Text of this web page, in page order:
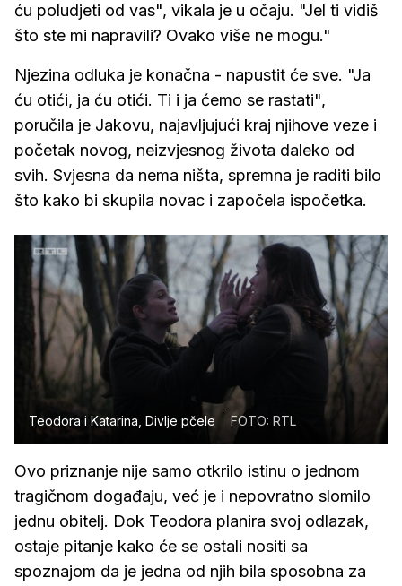
ću poludjeti od vas", vikala je u očaju. "Jel ti vidiš
što ste mi napravili? Ovako više ne mogu."
Njezina odluka je konačna - napustit će sve. "Ja
ću otići, ja ću otići. Ti i ja ćemo se rastati",
poručila je Jakovu, najavljujući kraj njihove veze i
početak novog, neizvjesnog života daleko od
svih. Svjesna da nema ništa, spremna je raditi bilo
što kako bi skupila novac i započela ispočetka.
Teodora i Katarina, Divlje pčele FOTO: RTL
Ovo priznanje nije samo otkrilo istinu o jednom
tragičnom događaju, već je i nepovratno slomilo
jednu obitelj. Dok Teodora planira svoj odlazak,
ostaje pitanje kako će se ostali nositi sa
spoznajom da je jedna od njih bila sposobna za